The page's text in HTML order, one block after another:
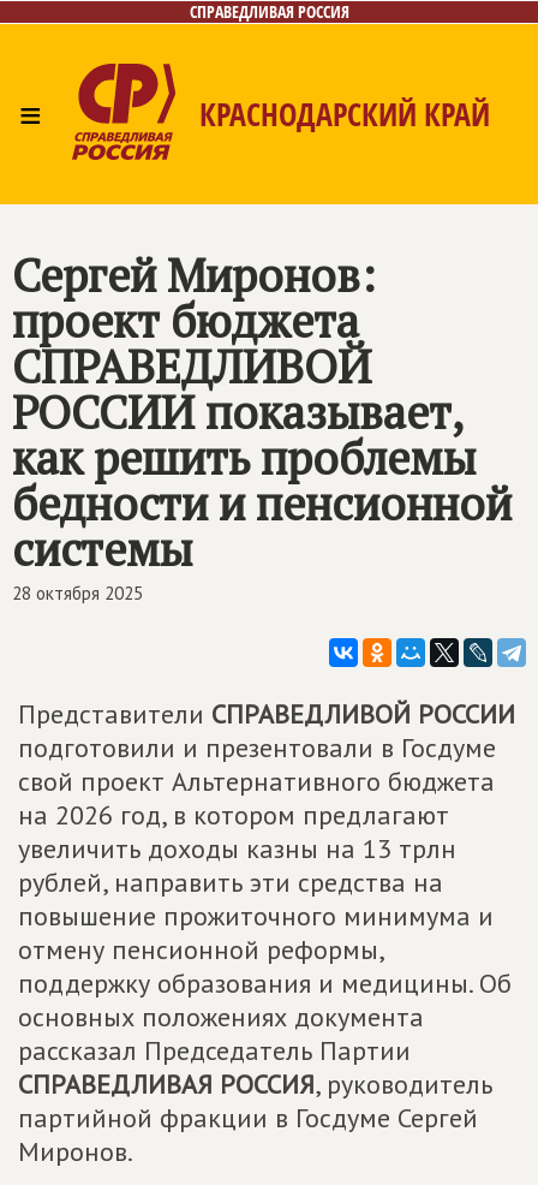
СПРАВЕДЛИВАЯ РОССИЯ
≡ КРАСНОДАРСКИЙ КРАЙ
Сергей Миронов:
проект бюджета
СПРАВЕДЛИВОЙ
РОССИИпоказывает,
как решить проблемы
бедности и пенсионной
системы
28 октября 2025
Представители СПРАВЕДЛИВОЙ РОССИИ
подготовили и презентовали в Госдуме
свой проект Альтернативного бюджета
на 2026 год, в котором предлагают
увеличить доходы казны на 13 трлн
рублей, направить эти средства на
повышение прожиточного минимума и
отмену пенсионной реформы,
поддержку образования и медицины. Об
основных положениях документа
рассказал Председатель Партии
СПРАВЕДЛИВАЯ РОССИЯ, руководитель
партийной фракции в Госдуме Сергей
Миронов.